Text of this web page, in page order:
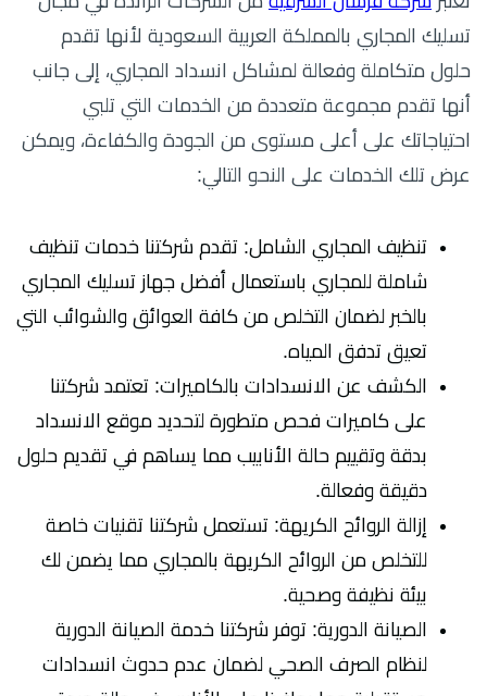
تسليك المجاري بالمملكة العربية السعودية لأنها تقدم
حلول متكاملة وفعالة لمشاكل انسداد المجاري، إلى جانب
أنها تقدم مجموعة متعددة من الخدمات التي تلبي
احتياجاتك على أعلى مستوى من الجودة والكفاءة، ويمكن
عرض تلك الخدمات على النحو التالي:
تنظيف المجاري الشامل: تقدم شركتنا خدمات تنظيف
شاملة للمجاري باستعمال أفضل جهاز تسليك المجاري
بالخبر لضمان التخلص من كافة العوائق والشوائب التي
تعيق تدفق المياه.
الكشف عن الانسدادات بالكاميرات: تعتمد شركتنا
على كاميرات فحص متطورة لتحديد موقع الانسداد
بدقة وتقييم حالة الأنابيب مما يساهم في تقديم حلول
دقيقة وفعالة.
إزالة الروائح الكريهة: تستعمل شركتنا تقنيات خاصة
للتخلص من الروائح الكريهة بالمجاري مما يضمن لك
بيئة نظيفة وصحية.
الصيانة الدورية: توفر شركتنا خدمة الصيانة الدورية
لنظام الصرف الصحي لضمان عدم حدوث انسدادات